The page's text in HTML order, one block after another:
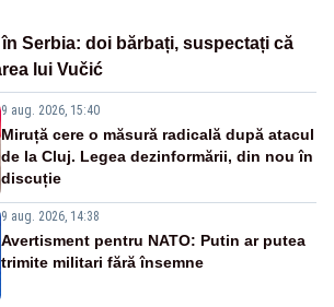
Serbia: doi bărbați, suspectați că
lui Vučić
9 aug. 2026, 15:40
Miruță cere o măsură radicală după atacul
de la Cluj. Legea dezinformării, din nou în
discuție
9 aug. 2026, 14:38
Avertisment pentru NATO: Putin ar putea
trimite militari fără însemne